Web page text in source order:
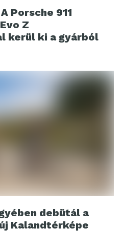
Porsche 911
Z
kerül ki a gyárból
debütál a
Kalandtérképe